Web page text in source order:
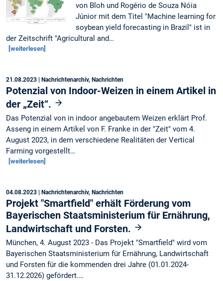
von Bloh und Rogério de Souza Nóia
Júnior mit dem Titel "Machine learning for
soybean yield forecasting in Brazil" ist in
der Zeitschrift "Agricultural and…
[weiterlesen]
21.08.2023 | Nachrichtenarchiv, Nachrichten
Potenzial von Indoor-Weizen in einem Artikel in
der „Zeit“.
Das Potenzial von in indoor angebautem Weizen erklärt Prof.
Asseng in einem Artikel von F. Franke in der "Zeit" vom 4.
August 2023, in dem verschiedene Realitäten der Vertical
Farming vorgestellt…
[weiterlesen]
04.08.2023 | Nachrichtenarchiv, Nachrichten
Projekt "Smartfield" erhält Förderung vom
Bayerischen Staatsministerium für Ernährung,
Landwirtschaft und Forsten.
München, 4. August 2023 - Das Projekt "Smartfield" wird vom
Bayerischen Staatsministerium für Ernährung, Landwirtschaft
und Forsten für die kommenden drei Jahre (01.01.2024-
31.12.2026) gefördert.…